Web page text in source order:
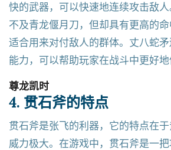
快的武器，可以快速地连续攻击敌
不及青龙偃月刀，但却具有更高的命
适合用来对付敌人的群体。丈八蛇
能力，可以帮助玩家在战斗中更好地
尊龙凯时
4. 贯石斧的特点
贯石斧是张飞的利器，它的特点在于
威力极大。在游戏中，贯石斧是一